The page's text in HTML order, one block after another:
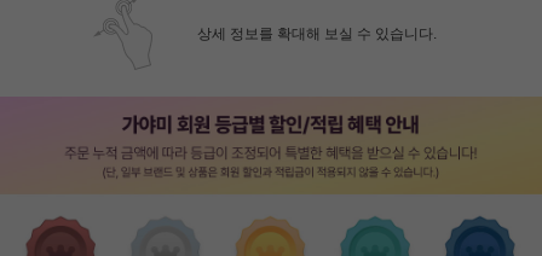
상세 정보를 확대해 보실 수 있습니다.